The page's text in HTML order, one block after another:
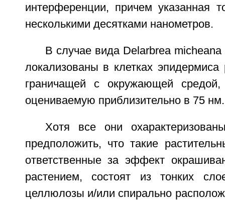
интерференции, причем указанная
несколькими десятками нанометров.
В случае вида Delarbrea micheana
локализованы в клетках эпидермиса
граничащей с окружающей
оцениваемую приблизительно в 75 нм.
Хотя все они
предположить, что такие
ответственные за эффект
растением, состоят из тонких
целлюлозы и/или спирально